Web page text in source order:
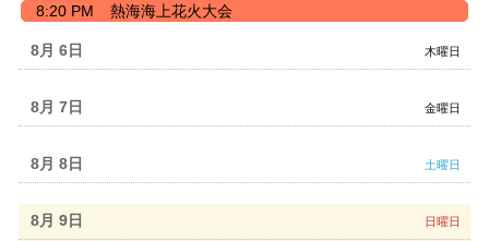
水
日,
8
5th
2026
8:20 PM 熱海海上花火大会
木曜日
8月 6
金曜日
8月 7
土曜日
8月 8
日曜日
8月 9